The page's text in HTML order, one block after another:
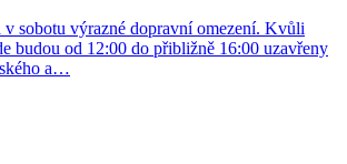
v sobotu výrazné dopravní omezení. Kvůli
budou od 12:00 do přibližně 16:00 uzavřeny
a…